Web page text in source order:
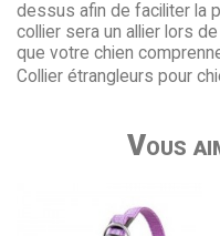
dessus afin de faciliter la
collier sera un allier lors
que votre chien
Collier étrangleurs pour
Vous